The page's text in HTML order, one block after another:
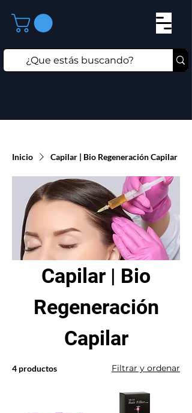
Inicio Capilar | Bio Regeneración Capilar
Capilar | Bio
Regeneración
Capilar
4 productos Filtrar y ordenar